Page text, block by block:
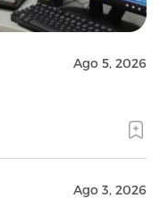
Ago 5, 2026
Ago 3, 2026